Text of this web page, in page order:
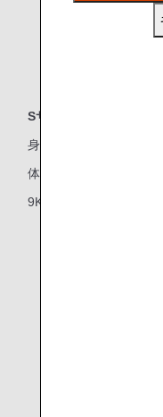
Sサイズ
身長：48～101cmまで
体重：2.3～18Kgまで
9Kg未満のお客様の場